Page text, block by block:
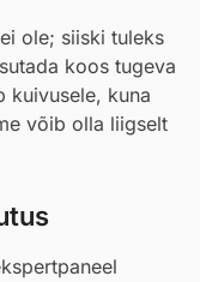
ole; siiski tuleks
koos tugeva
kuivusele, kuna
võib olla liigselt